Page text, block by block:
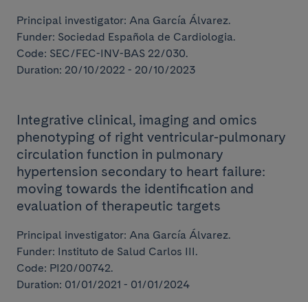
Principal investigator: Ana García Álvarez.
Funder: Sociedad Española de Cardiologia.
Code: SEC/FEC-INV-BAS 22/030.
Duration: 20/10/2022 - 20/10/2023
Integrative clinical, imaging and omics
phenotyping of right ventricular-pulmonary
circulation function in pulmonary
hypertension secondary to heart failure:
moving towards the identification and
evaluation of therapeutic targets
Principal investigator: Ana García Álvarez.
Funder: Instituto de Salud Carlos III.
Code: PI20/00742.
Duration: 01/01/2021 - 01/01/2024